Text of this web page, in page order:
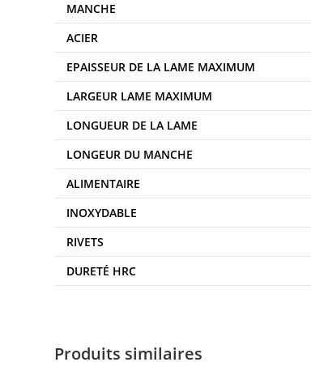
MANCHE
ACIER
EPAISSEUR DE LA LAME MAXIMUM
LARGEUR LAME MAXIMUM
LONGUEUR DE LA LAME
LONGEUR DU MANCHE
ALIMENTAIRE
INOXYDABLE
RIVETS
DURETÉ HRC
Produits similaires